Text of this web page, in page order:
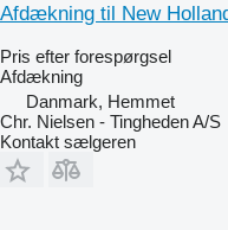
Afdækning til New
Pris efter forespørgsel
Afdækning
Danmark, Hemmet
Chr. Nielsen - Tingheden A/S
Kontakt sælgeren